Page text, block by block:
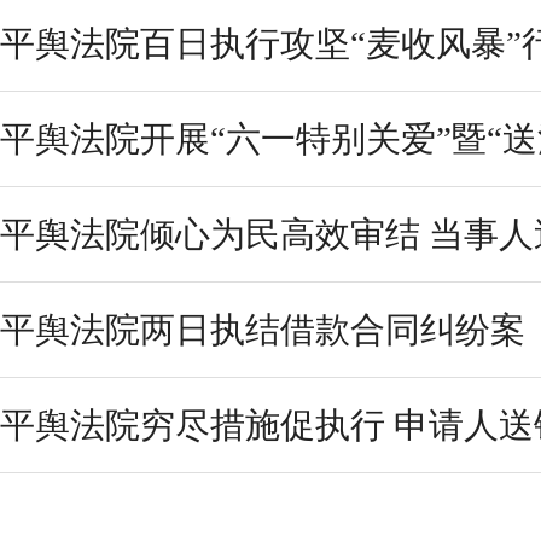
平舆法院百日执行攻坚“麦收风暴”
平舆法院开展“六一特别关爱”暨“
平舆法院倾心为民高效审结 当事
平舆法院两日执结借款合同纠纷案
平舆法院穷尽措施促执行 申请人